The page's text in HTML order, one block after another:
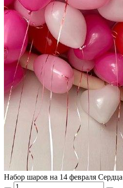
Набор шаров на 14 февраля Сердца